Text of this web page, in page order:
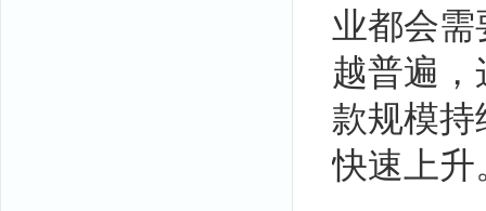
业都会
越普遍
款规模
快速上升